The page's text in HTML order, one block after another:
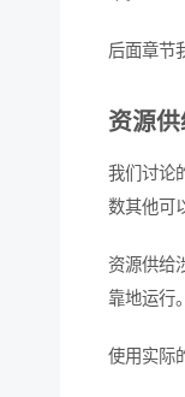
后面章节
资源
我们讨论
数其他可
资源供给
靠地运行
使用实际